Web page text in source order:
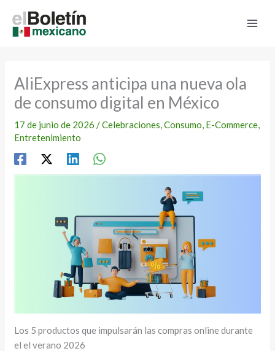
contenido
AliExpress anticipa una nueva ola
de consumo digital en México
17 de junio de 2026/Celebraciones,Consumo, E-Commerce,
Entretenimiento
Los 5 productos que impulsarán las compras online durante
el el verano 2026